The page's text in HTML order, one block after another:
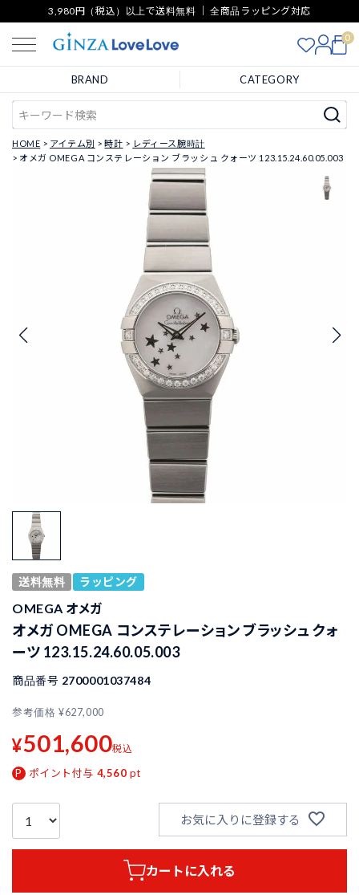
3,980円（税込）以上で送料無料 ｜ 全商品ラッピング対応
0
BRAND CATEGORY
HOME アイテム別 時計
レディース腕時計
オメガ OMEGA コンステレーション ブラッシュ クォーツ 123.15.24.60.05.003
送料無料 ラッピング
OMEGA オメガ
オメガ OMEGA コンステレーション ブラッシュ クォ
ーツ 123.15.24.60.05.003
商品番号 2700001037484
参考価格 ¥627,000
¥501,600税込
ポイント付与 4,560 pt
お気に入りに登録する
カートに入れる